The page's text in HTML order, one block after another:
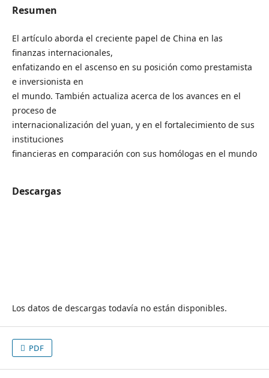
Resumen
El artículo aborda el creciente papel de China en las
finanzas internacionales,
enfatizando en el ascenso en su posición como prestamista
e inversionista en
el mundo. También actualiza acerca de los avances en el
proceso de
internacionalización del yuan, y en el fortalecimiento de sus
instituciones
financieras en comparación con sus homólogas en el mundo
Descargas
Los datos de descargas todavía no están disponibles.
PDF